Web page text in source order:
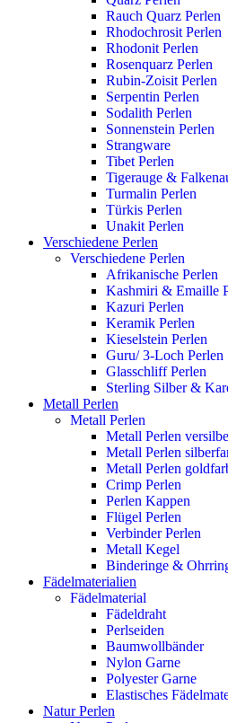
Rauch Quarz Perlen
Rhodochrosit Perlen
Rhodonit Perlen
Rosenquarz Perlen
Rubin-Zoisit Perlen
Serpentin Perlen
Sodalith Perlen
Sonnenstein Perlen
Strangware
Tibet Perlen
Tigerauge &
Turmalin Perlen
Türkis Perlen
Unakit Perlen
Verschiedene Perlen
Verschiedene Perlen
Afrikanische Perlen
Kashmiri & Emaille
Kazuri Perlen
Keramik Perlen
Kieselstein Perlen
Guru/ 3-Loch Perlen
Glasschliff Perlen
Sterling Silber &
Metall Perlen
Metall Perlen
Metall Perlen
Metall Perlen
Metall Perlen
Crimp Perlen
Perlen Kappen
Flügel Perlen
Verbinder Perlen
Metall Kegel
Binderinge &
Fädelmaterialien
Fädelmaterial
Fädeldraht
Perlseiden
Baumwollbänder
Nylon Garne
Polyester Garne
Elastisches
Natur Perlen